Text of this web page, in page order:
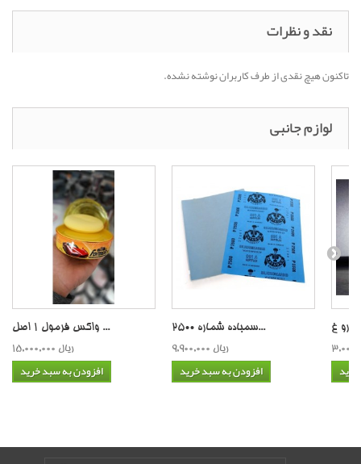
نقد و نظرات
تاکنون هیچ نقدی از طرف کاربران نوشته نشده.
لوازم جانبی
واکس فرمول 1 اصل ...
15,000,000 ریال
افزودن به سبد خرید
سمباده شماره 2500...
9,900,000 ریال
افزودن به سبد خرید